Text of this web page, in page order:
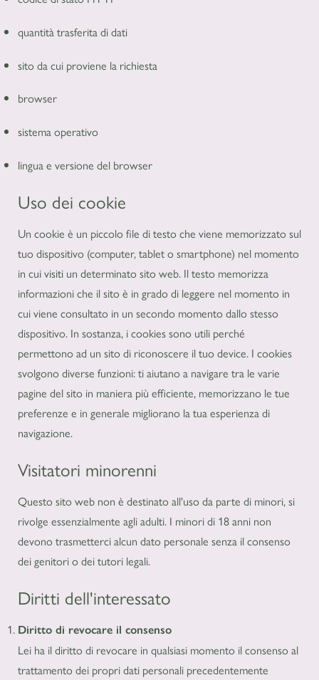
quantità trasferita di dati
sito da cui proviene la richiesta
browser
sistema operativo
lingua e versione del browser
Uso dei cookie
Un cookie è un piccolo file di testo che viene memorizzato sul
tuo dispositivo (computer, tablet o smartphone) nel momento
in cui visiti un determinato sito web. Il testo memorizza
informazioni che il sito è in grado di leggere nel momento in
cui viene consultato in un secondo momento dallo stesso
dispositivo. In sostanza, i cookies sono utili perché
permettono ad un sito di riconoscere il tuo device. I cookies
svolgono diverse funzioni: ti aiutano a navigare tra le varie
pagine del sito in maniera più efficiente, memorizzano le tue
preferenze e in generale migliorano la tua esperienza di
navigazione.
Visitatori minorenni
Questo sito web non è destinato all'uso da parte di minori, si
rivolge essenzialmente agli adulti. I minori di 18 anni non
devono trasmetterci alcun dato personale senza il consenso
dei genitori o dei tutori legali.
Diritti dell'interessato
Diritto di revocare il consenso
Lei ha il diritto di revocare in qualsiasi momento il consenso al
trattamento dei propri dati personali precedentemente